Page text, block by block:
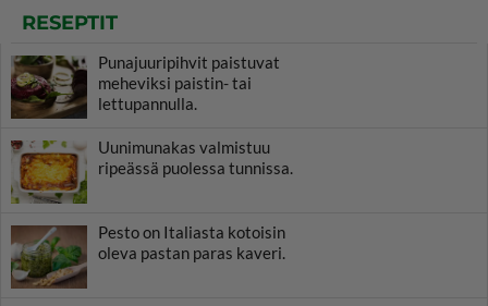
RESEPTIT
Punajuuripihvit paistuvat
meheviksi paistin- tai
lettupannulla.
Uunimunakas valmistuu
ripeässä puolessa tunnissa.
Pesto on Italiasta kotoisin
oleva pastan paras kaveri.